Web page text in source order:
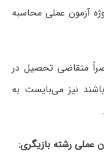
با اعمال نمره صفر«۰» پروژه آزمون عملی محاسبه
متقاضی تحصیل در
نیز می‌بایست به
عملی رشته بازیگری: